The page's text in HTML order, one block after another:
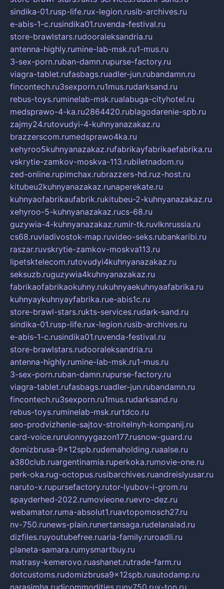
sindika-01.rusp-life.rux-legion.rusib-archives.ru
e-abis-1-c.rusindika01.ruvenda-festival.ru
store-brawlstars.rudooraleksandria.ru
antenna-highly.rumine-lab-msk.ru1-mus.ru
3-sex-porn.ruban-damn.rupurse-factory.ru
viagra-tablet.rufasbags.ruadler-jun.rubandamn.ru
fincontech.ru3sexporn.ru1mus.rudarksand.ru
rebus-toys.ruminelab-msk.rualabuga-cityhotel.ru
medsprawo-4-ka.ru2864420.rublagodarenie-spb.ru
zajmy24.rutovudyi-4-kuhnyanazakaz.ru
brazzerscom.rumedsprawo4ka.ru
xehyroo5kuhnyanazakaz.rufabrikayfabrikaefabrika.ru
vskrytie-zamkov-moskva-113.rubiletnadom.ru
zed-online.rupimchax.rubrazzers-hd.ruz-host.ru
kitubeu2kuhnyanazakaz.runaperekate.ru
kuhnyaofabrikaufabrik.rukitubeu-2-kuhnyanazakaz.ru
xehyroo-5-kuhnyanazakaz.rucs-68.ru
guzywia-4-kuhnyanazakaz.rumir-tk.ruvlknrussia.ru
cs68.ruvladivostok-map.ruvideo-seks.rubankaribi.ru
raszar.ruvskrytie-zamkov-moskva113.ru
lipetsktelecom.rutovudyi4kuhnyanazakaz.ru
seksuzb.ruguzywia4kuhnyanazakaz.ru
fabrikaofabrikaokuhny.rukuhnyaekuhnyaafabrika.ru
kuhnyaykuhnyayfabrika.rue-abis1c.ru
store-brawl-stars.rukts-services.rudark-sand.ru
sindika-01.rusp-life.rux-legion.rusib-archives.ru
e-abis-1-c.rusindika01.ruvenda-festival.ru
store-brawlstars.rudooraleksandria.ru
antenna-highly.rumine-lab-msk.ru1-mus.ru
3-sex-porn.ruban-damn.rupurse-factory.ru
viagra-tablet.rufasbags.ruadler-jun.rubandamn.ru
fincontech.ru3sexporn.ru1mus.rudarksand.ru
rebus-toys.ruminelab-msk.rurtdco.ru
seo-prodvizhenie-sajtov-stroitelnyh-kompanij.ru
card-voice.rurulonnyygazon177.rusnow-guard.ru
domizbrusa-9x12spb.rudemaholding.ruaalse.ru
a380club.ruargentinamia.ruperkoka.rumovie-one.ru
perk-oka.rug-octopus.rusibarchives.ruandreislyusar.ru
naruto-x.rupursefactory.rutor-lyubov-i-grom.ru
spayderhed-2022.rumovieone.ruevro-dez.ru
webamator.ruma-absolut1.ruavtopomosch27.ru
nv-750.runews-plain.runertansaga.rudelanalad.ru
dizfiles.ruyoutubefree.ruaria-family.ruroadli.ru
planeta-samara.rumysmartbuy.ru
matrasy-kemerovo.ruashanet.rutrade-farm.ru
dotcustoms.rudomizbrusa9x12spb.ruautodamp.ru
narasimha.rudjcommodities.runv750.rux-ton.ru